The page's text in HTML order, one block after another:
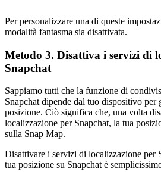
Per personalizzare una di queste
modalità fantasma sia disattivata.
Metodo 3. Disattiva i servizi di
Snapchat
Sappiamo tutti che la funzione di
Snapchat dipende dal tuo dispositivo
posizione. Ciò significa che, una volta
localizzazione per Snapchat, la tua
sulla Snap Map.
Disattivare i servizi di localizzazione per
tua posizione su Snapchat è